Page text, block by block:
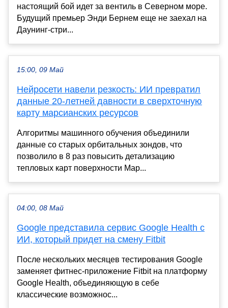
настоящий бой идет за вентиль в Северном море.
Будущий премьер Энди Бернем еще не заехал на
Даунинг-стри...
15:00, 09 Май
Нейросети навели резкость: ИИ превратил
данные 20-летней давности в сверхточную
карту марсианских ресурсов
Алгоритмы машинного обучения объединили
данные со старых орбитальных зондов, что
позволило в 8 раз повысить детализацию
тепловых карт поверхности Мар...
04:00, 08 Май
Google представила сервис Google Health с
ИИ, который придет на смену Fitbit
После нескольких месяцев тестирования Google
заменяет фитнес-приложение Fitbit на платформу
Google Health, объединяющую в себе
классические возможнос...